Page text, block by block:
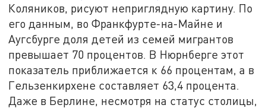
Коляников, рисуют неприглядную картину. По
его данным, во Франкфурте-на-Майне и
Аугсбурге доля детей из семей мигрантов
превышает 70 процентов. В Нюрнберге этот
показатель приближается к 66 процентам, а в
Гельзенкирхене составляет 63,4 процента.
Даже в Берлине, несмотря на статус столицы,